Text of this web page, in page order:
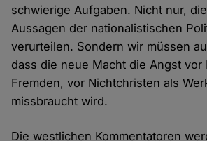
schwierige Aufgaben. Nicht nur,
Aussagen der nationalistischen
verurteilen. Sondern wir müssen
dass die neue Macht die Angst
Fremden, vor Nichtchristen als
missbraucht wird.
Die westlichen Kommentatoren